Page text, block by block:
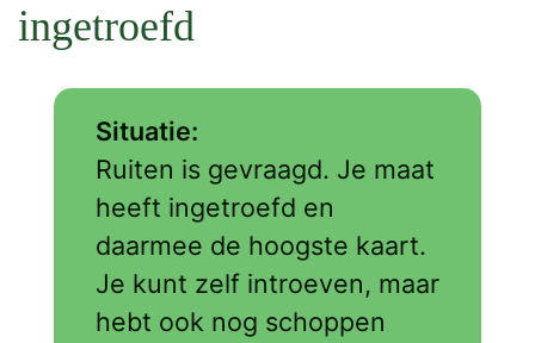
ingetroefd
Situatie:
Ruiten is gevraagd. Je maat
heeft ingetroefd en
daarmee de hoogste kaart.
Je kunt zelf introeven, maar
hebt ook nog schoppen